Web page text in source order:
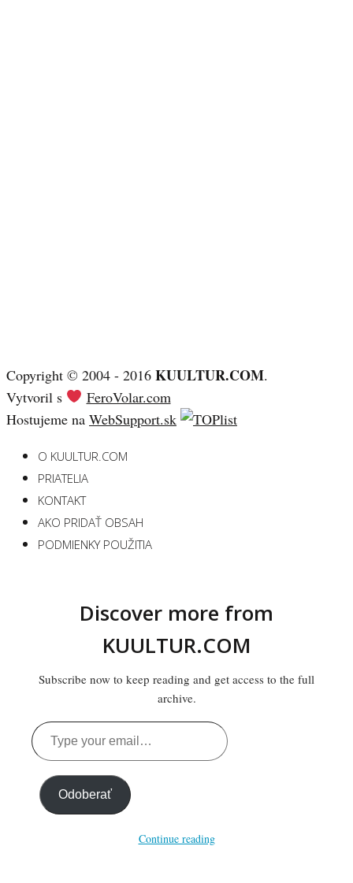
Copyright © 2004 - 2016 KUULTUR.COM.
Vytvoril s
FeroVolar.com
Hostujeme na WebSupport.sk
O KUULTUR.COM
PRIATELIA
KONTAKT
AKO PRIDAŤ OBSAH
PODMIENKY POUŽITIA
Discover more from
KUULTUR.COM
Subscribe now to keep reading and get access to the full
archive.
Type
your
email…
Odoberať
Continue reading